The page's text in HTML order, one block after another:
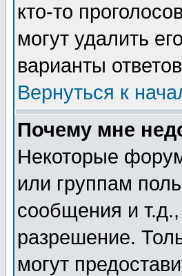
кто-то
могут удалить
варианты
Вернуться к
Почему мне
Некоторые
или группам
сообщения и
разрешение.
могут